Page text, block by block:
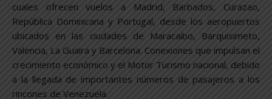
cuales ofrecen vuelos a Madrid, Barbados, Curazao,
República Dominicana y Portugal, desde los aeropuertos
ubicados en las ciudades de Maracaibo, Barquisimeto,
Valencia, La Guaira y Barcelona. Conexiones que impulsan el
crecimiento económico y el Motor Turismo nacional, debido
a la llegada de importantes números de pasajeros a los
rincones de Venezuela.